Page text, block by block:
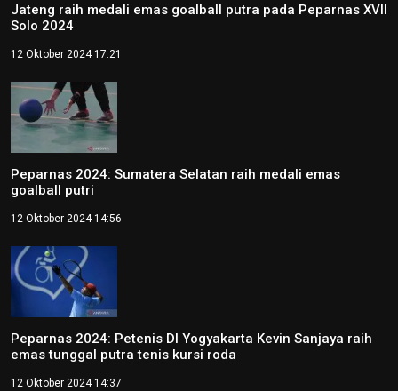
Jateng raih medali emas goalball putra pada Peparnas XVII
Solo 2024
12 Oktober 2024 17:21
Peparnas 2024: Sumatera Selatan raih medali emas
goalball putri
12 Oktober 2024 14:56
Peparnas 2024: Petenis DI Yogyakarta Kevin Sanjaya raih
emas tunggal putra tenis kursi roda
12 Oktober 2024 14:37